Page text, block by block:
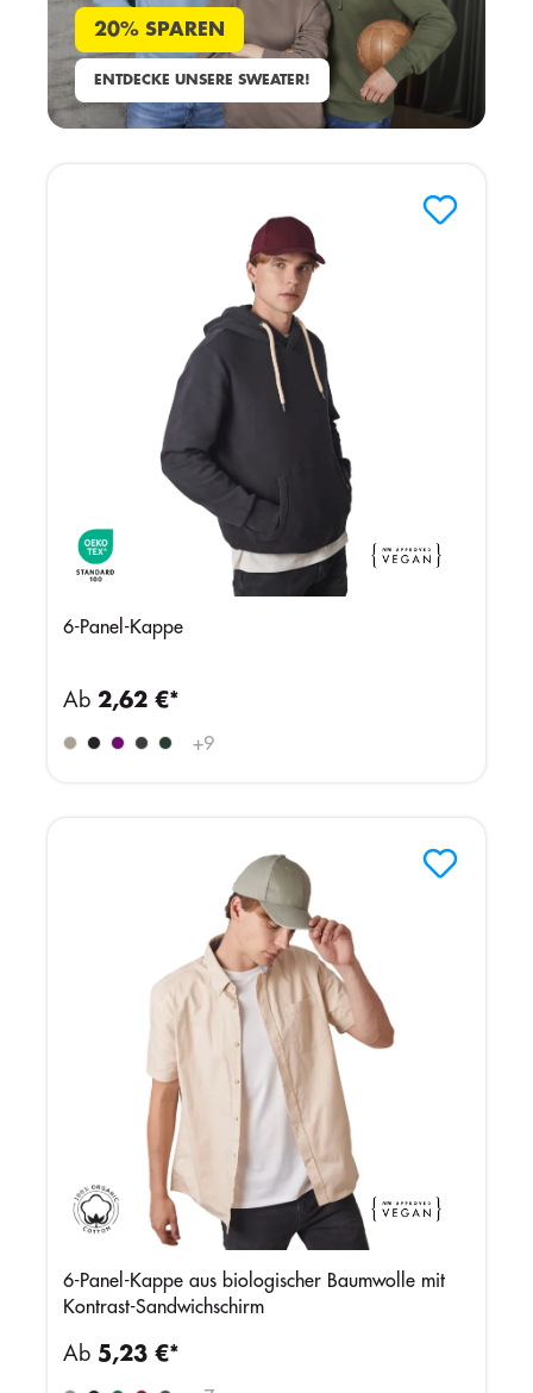
20% SPAREN
ENTDECKE UNSERE SWEATER!
6-Panel-Kappe
+9
Ab 2,62 €*
6-Panel-Kappe aus biologischer Baumwolle mit
Kontrast-Sandwichschirm
Ab 5,23 €*